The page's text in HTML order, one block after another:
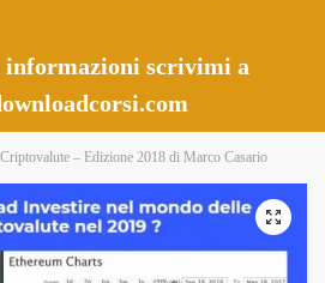
informazioni scrivimi a
– Edizione 2018 di Marco Casario